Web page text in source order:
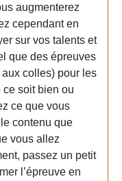
augmenterez
cependant en
sur vos talents et
que des épreuves
colles) pour les
ce soit bien ou
ce que vous
contenu que
vous allez
passez un petit
l’épreuve en